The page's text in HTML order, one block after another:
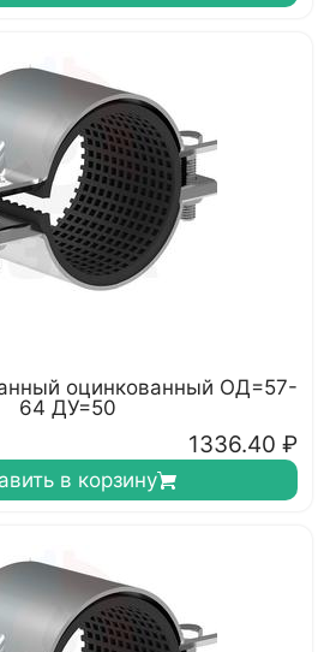
оцинкованный ОД=57-
64 ДУ=50
1336.40 ₽
в корзину